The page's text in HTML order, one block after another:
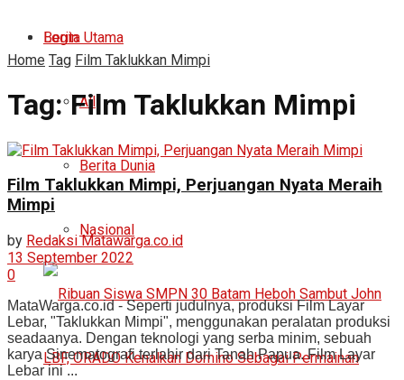
Login
Berita Utama
All
Berita Dunia
Nasional
Home Tag Film Taklukkan Mimpi
Tag:Film Taklukkan Mimpi
Film Taklukkan Mimpi, Perjuangan Nyata Meraih
Mimpi
by Redaksi Matawarga.co.id
13 September 2022
0
MataWarga.co.id - Seperti judulnya, produksi Film Layar
Lebar, "Taklukkan Mimpi", menggunakan peralatan produksi
seadaanya. Dengan teknologi yang serba minim, sebuah
karya Sinematografi terlahir dari Tanah Papua. Film Layar
Lebar ini ...